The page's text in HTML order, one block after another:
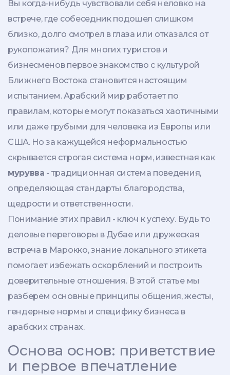
Вы когда-нибудь чувствовали себя неловко на
встрече, где собеседник подошел слишком
близко, долго смотрел в глаза или отказался от
рукопожатия? Для многих туристов и
бизнесменов первое знакомство с культурой
Ближнего Востока становится настоящим
испытанием. Арабский мир работает по
правилам, которые могут показаться хаотичными
или даже грубыми для человека из Европы или
США. Но за кажущейся неформальностью
скрывается строгая система норм, известная как
мурувва - традиционная система поведения,
определяющая стандарты благородства,
щедрости и ответственности.
Понимание этих правил - ключ к успеху. Будь то
деловые переговоры в Дубае или дружеская
встреча в Марокко, знание локального этикета
помогает избежать оскорблений и построить
доверительные отношения. В этой статье мы
разберем основные принципы общения, жесты,
гендерные нормы и специфику бизнеса в
арабских странах.
Основа основ: приветствие
и первое впечатление